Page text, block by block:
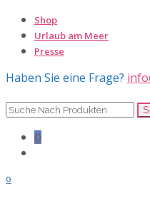
Shop
Urlaub am Meer
Presse
Haben Sie eine Frage?
0
0